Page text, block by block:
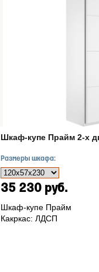
Шкаф-купе Прайм 2-х
Размеры шкафа:
35 230 руб.
Шкаф-купе Прайм
Какркас: ЛДСП